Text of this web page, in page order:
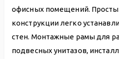
офисных помещений.
конструкции легко
стен. Монтажные рамы для
подвесных унитазов,